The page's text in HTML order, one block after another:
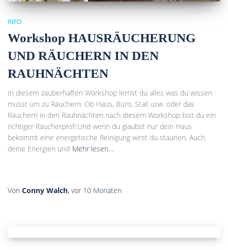
INFO
Workshop HAUSRÄUCHERUNG
UND RÄUCHERN IN DEN
RAUHNÄCHTEN
In diesem zauberhaften Workshop lernst du alles was du wissen
musst um zu Räuchern. Ob Haus, Büro, Stall usw. oder das
Räuchern in den Rauhnächten nach diesem Workshop bist du ein
richtiger Räucherprofi.Und wenn du glaubst nur dein Haus
bekommt eine energetische Reinigung wirst du staunen. Auch
deine Energien und Mehr lesen…
Von Conny Walch, vor 10 Monaten